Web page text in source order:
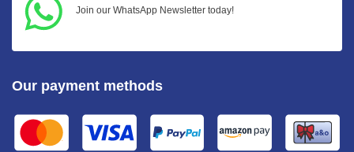
Join our WhatsApp Newsletter today!
Our payment methods